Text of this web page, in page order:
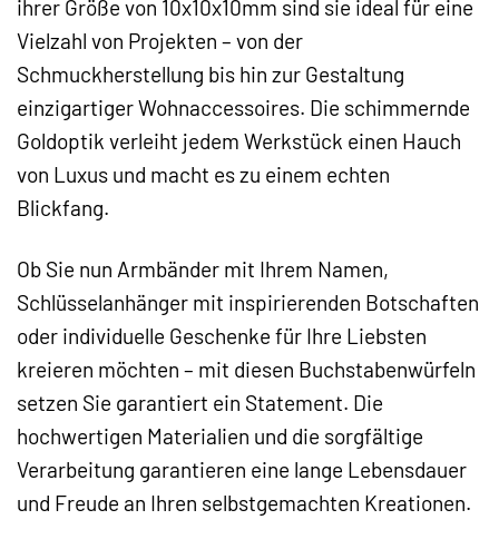
ihrer Größe von 10x10x10mm sind sie ideal für eine
Vielzahl von Projekten – von der
Schmuckherstellung bis hin zur Gestaltung
einzigartiger Wohnaccessoires. Die schimmernde
Goldoptik verleiht jedem Werkstück einen Hauch
von Luxus und macht es zu einem echten
Blickfang.
Ob Sie nun Armbänder mit Ihrem Namen,
Schlüsselanhänger mit inspirierenden Botschaften
oder individuelle Geschenke für Ihre Liebsten
kreieren möchten – mit diesen Buchstabenwürfeln
setzen Sie garantiert ein Statement. Die
hochwertigen Materialien und die sorgfältige
Verarbeitung garantieren eine lange Lebensdauer
und Freude an Ihren selbstgemachten Kreationen.